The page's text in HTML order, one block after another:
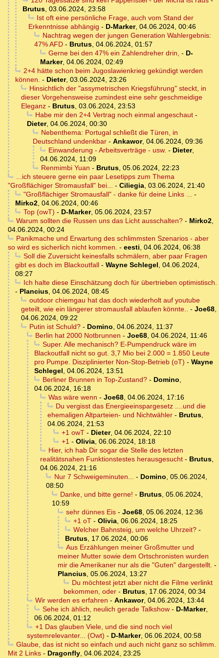
Brutus, 03.06.2024, 23:58
Ist oft eine persönliche Frage, auch vom Stand der
Erkenntnisse abhängig - D-Marker, 04.06.2024, 00:46
Nachtrag wegen der jungen Generation Wahlergebnis:
47% AFD - Brutus, 04.06.2024, 01:57
Gerne bei den 47% ein Zahlendreher drin, - D-
Marker, 04.06.2024, 02:49
2+4 hätte schon beim Jugoslawienkrieg gekündigt werden
können. - Dieter, 03.06.2024, 23:26
Hinsichtlich der "assymetrischen Kriegsführung" steckt, in
dieser Vorgehensweise zumindest eine sehr geschmeidige
Eleganz - Brutus, 03.06.2024, 23:53
Habe mir den 2+4 Vertrag noch einmal angeschaut-
Dieter, 04.06.2024, 00:30
Nebenthema: Portugal schließt die Türen, in
Deutschland undenkbar - Ankawor, 04.06.2024, 09:36
Einwanderung - Arbeitsverträge - usw. - Dieter,
04.06.2024, 11:09
Renmimbi Yuan - Brutus, 05.06.2024, 22:23
...ich steuere gerne ein paar Lesetipps zum Thema
"Großflächiger Stromausfall" bei... - Ciliegia, 03.06.2024, 21:40
"Großflächiger Stromausfall" - danke für deine Links ... -
Mirko2, 04.06.2024, 00:46
Top (owT) - D-Marker, 05.06.2024, 23:57
Warum sollten die Russen uns das Licht ausschalten?- Mirko2,
04.06.2024, 00:24
Panikmache und Erwartung des schlimmsten Szenarios - aber
so wird es sicherlich nicht kommen. - eesti, 04.06.2024, 06:38
Soll die Zuversicht keinesfalls schmälern, aber paar Fragen
gibt es doch im Blackoutfall - Wayne Schlegel, 04.06.2024,
08:27
Ich halte diese Einschätzung doch für übertrieben optimistisch.
- Plancius, 04.06.2024, 08:45
outdoor chiemgau hat das doch wiederholt auf youtube
geteilt, wie ein längerer stromausfall ablaufen könnte.. - Joe68,
04.06.2024, 09:22
Putin ist Schuld?- Domino, 04.06.2024, 11:37
Berlin hat 2000 Notbrunnen - Joe68, 04.06.2024, 11:46
Super. Alle mechanisch? E-Pumpendruck wäre im
Blackoutfall nicht so gut. 3,7 Mio bei 2.000 = 1.850 Leute
pro Pumpe. Disziplinierter Non-Stop-Betrieb (oT) - Wayne
Schlegel, 04.06.2024, 13:51
Berliner Brunnen in Top-Zustand?- Domino,
04.06.2024, 16:18
Was wäre wenn - Joe68, 04.06.2024, 17:16
Du vergisst das Energieeinspargesetz ....und die
ehemaligen Altparteien- und Nichtwähler - Brutus,
04.06.2024, 21:53
+1 owT- Dieter, 04.06.2024, 22:10
+1- Olivia, 06.06.2024, 18:18
Hier, ich hab Dir sogar die Stelle des letzten
realitätsnahen Funktionstestes herausgesucht - Brutus,
04.06.2024, 21:16
Nur 7 Schweigeminuten... - Domino, 05.06.2024,
08:50
Danke, und bitte gerne! - Brutus, 05.06.2024,
10:59
sehr dünnes Eis- Joe68, 05.06.2024, 12:36
+1 oT- Olivia, 06.06.2024, 18:25
Welcher Bahnsteig, um welche Uhrzeit?-
Brutus, 17.06.2024, 00:06
Aus Erzählungen meiner Großmutter und
meiner Mutter sowie dem Ortschronisten wurden
mir die Amerikaner nur als die "Guten" dargestellt. -
Plancius, 05.06.2024, 13:27
Du möchtest jetzt aber nicht die Filme verlinkt
bekommen, oder - Brutus, 17.06.2024, 00:34
Wir werden es erfahren - Ankawor, 04.06.2024, 13:44
Sehe ich ählich, neulich gerade Talkshow- D-Marker,
06.06.2024, 01:12
+1 Das glauben Viele, und die sind noch viel
systemrelevanter... (Owt) - D-Marker, 06.06.2024, 00:58
Glaube, das ist nicht so einfach und auch nicht ganz so schlimm.
Mit 2 Links - Dragonfly, 04.06.2024, 23:25